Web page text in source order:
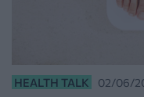
HEALTH TALK 02/06/